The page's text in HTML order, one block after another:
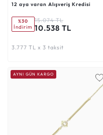
12 aya varan Alışveriş Kredisi
%30
İndirim
15.074 TL
10.538 TL
3.777 TL x 3 taksit
AYNI GÜN KARGO